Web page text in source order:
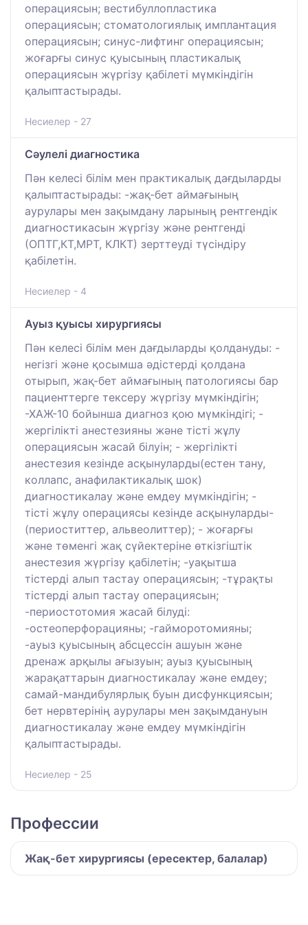
операциясын; вестибуллопластика
операциясын; стоматологиялық имплантация
операциясын; синус-лифтинг операциясын;
жоғарғы синус қуысының пластикалық
операциясын жүргізу қабілеті мүмкіндігін
қалыптастырады.
Несиелер - 27
Сәулелі диагностика
Пән келесі білім мен практикалық дағдыларды
қалыптастырады: -жақ-бет аймағының
аурулары мен зақымдану ларының рентгендік
диагностикасын жүргізу және рентгенді
(ОПТГ,КТ,МРТ, КЛКТ) зерттеуді түсіндіру
қабілетін.
Несиелер - 4
Ауыз қуысы хирургиясы
Пән келесі білім мен дағдыларды қолдануды: -
негізгі және қосымша әдістерді қолдана
отырып, жақ-бет аймағының патологиясы бар
пациенттерге тексеру жүргізу мүмкіндігін;
-ХАЖ-10 бойынша диагноз қою мүмкіндігі; -
жергілікті анестезияны және тісті жұлу
операциясын жасай білуін; - жергілікті
анестезия кезінде асқынуларды(естен тану,
коллапс, анафилактикалық шок)
диагностикалау және емдеу мүмкіндігін; -
тісті жұлу операциясы кезінде асқынуларды-
(периоститтер, альвеолиттер); - жоғарғы
және төменгі жақ сүйектеріне өткізгіштік
анестезия жүргізу қабілетін; -уақытша
тістерді алып тастау операциясын; -тұрақты
тістерді алып тастау операциясын;
-периостотомия жасай білуді:
-остеоперфорацияны; -гайморотомияны;
-ауыз қуысының абсцессін ашуын және
дренаж арқылы ағызуын; ауыз қуысының
жарақаттарын диагностикалау және емдеу;
самай-мандибулярлық буын дисфункциясын;
бет нервтерінің аурулары мен зақымдануын
диагностикалау және емдеу мүмкіндігін
қалыптастырады.
Несиелер - 25
Профессии
Жақ-бет хирургиясы (ересектер, балалар)